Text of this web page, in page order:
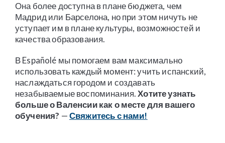
Она более доступна в плане бюджета, чем
Мадрид или Барселона, но при этом ничуть не
уступает им в плане культуры, возможностей и
качества образования.
В Españolé мы помогаем вам максимально
использовать каждый момент: учить испанский,
наслаждаться городом и создавать
незабываемые воспоминания.Хотите узнать
больше о Валенсии как о месте для вашего
обучения? —Свяжитесь с нами!